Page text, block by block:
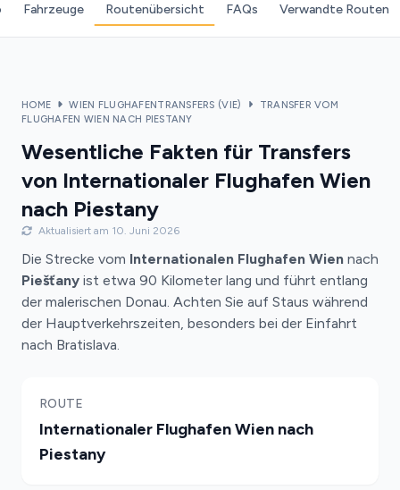
Fahrzeuge Routenübersicht FAQs Verwandte Routen
HOME WIEN FLUGHAFENTRANSFERS (VIE)
TRANSFER VOM
FLUGHAFEN WIEN NACH PIESTANY
Wesentliche Fakten für Transfers
von Internationaler Flughafen Wien
nach Piestany
Aktualisiert am 10. Juni 2026
Die Strecke vom Internationalen Flughafen Wien nach
Piešťany ist etwa 90 Kilometer lang und führt entlang
der malerischen Donau. Achten Sie auf Staus während
der Hauptverkehrszeiten, besonders bei der Einfahrt
nach Bratislava.
ROUTE
Internationaler Flughafen Wien nach
Piestany